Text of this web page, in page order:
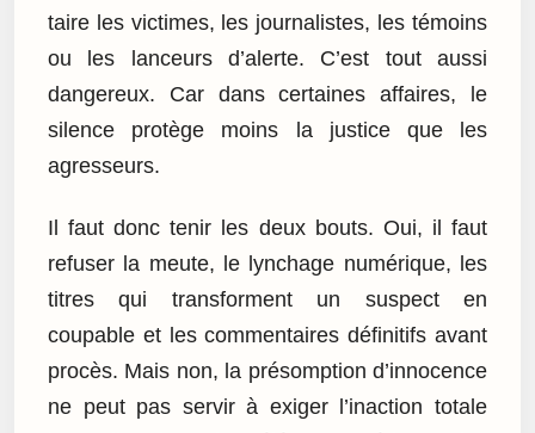
taire les victimes, les journalistes, les témoins
ou les lanceurs d’alerte. C’est tout aussi
dangereux. Car dans certaines affaires, le
silence protège moins la justice que les
agresseurs.
Il faut donc tenir les deux bouts. Oui, il faut
refuser la meute, le lynchage numérique, les
titres qui transforment un suspect en
coupable et les commentaires définitifs avant
procès. Mais non, la présomption d’innocence
ne peut pas servir à exiger l’inaction totale